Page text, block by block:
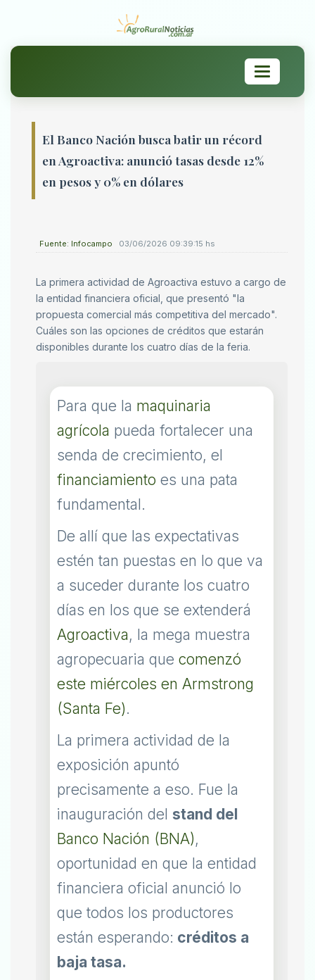
Toggle
navigation
El Banco Nación busca batir un récord
en Agroactiva: anunció tasas desde 12%
en pesos y 0% en dólares
Fuente: Infocampo 03/06/2026 09:39:15 hs
La primera actividad de Agroactiva estuvo a cargo de
la entidad financiera oficial, que presentó "la
propuesta comercial más competitiva del mercado".
Cuáles son las opciones de créditos que estarán
disponibles durante los cuatro días de la feria.
Para que la maquinaria
agrícola pueda fortalecer una
senda de crecimiento, el
financiamiento es una pata
fundamental.
De allí que las expectativas
estén tan puestas en lo que va
a suceder durante los cuatro
días en los que se extenderá
Agroactiva, la mega muestra
agropecuaria que comenzó
este miércoles en Armstrong
(Santa Fe).
La primera actividad de la
exposición apuntó
precisamente a eso. Fue la
inauguración del stand del
Banco Nación (BNA),
oportunidad en que la entidad
financiera oficial anunció lo
que todos los productores
están esperando: créditos a
baja tasa.